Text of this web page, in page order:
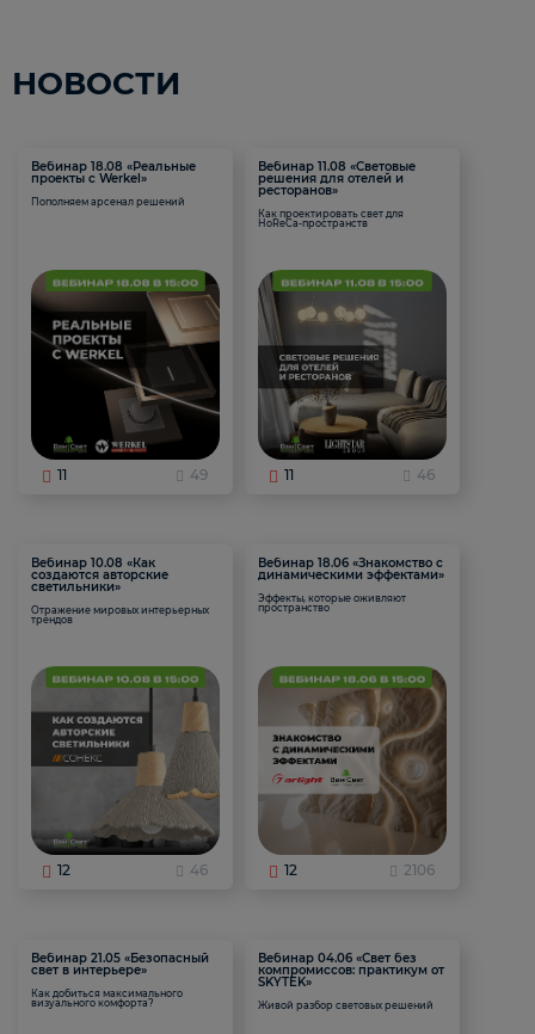
НОВОСТИ
Вебинар 18.08 «Реальные
проекты с Werkel»
Пополняем арсенал решений
11 49
Вебинар 11.08 «Световые
решения для отелей и
ресторанов»
Как проектировать свет для
HoReCa-пространств
11 46
Вебинар 10.08 «Как
создаются авторские
светильники»
Отражение мировых интерьерных
трендов
12 46
Вебинар 18.06 «Знакомство с
динамическими эффектами»
Эффекты, которые оживляют
пространство
12 2106
Вебинар 21.05 «Безопасный
свет в интерьере»
Как добиться максимального
визуального комфорта?
Вебинар 04.06 «Свет без
компромиссов: практикум от
SKYTEK»
Живой разбор световых решений